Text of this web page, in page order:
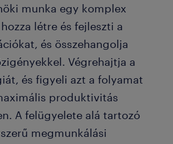
munka egy komplex
létre és fejleszti a
és összehangolja
Végrehajtja a
és figyeli azt a folyamat
produktivitás
A felügyelete alá tartozó
megmunkálási